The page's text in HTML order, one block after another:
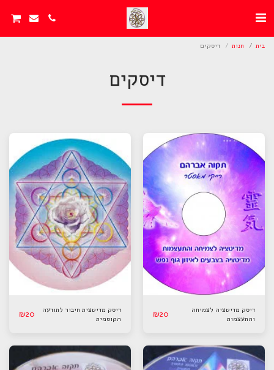
בית חנות דיסקים
דיסקים
דיסק מדיטציה לצמיחה
והתעצמות
₪20
דיסק מדיטצית חיבור לתודעה
הקוסמית
₪20